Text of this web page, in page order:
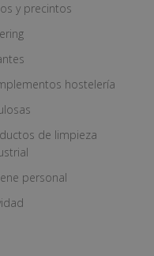
y precintos
hostelería
de limpieza
personal